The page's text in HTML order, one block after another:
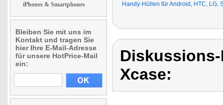
iPhones & Smartphones
Bleiben Sie mit uns im
Kontakt und tragen Sie
hier Ihre E-Mail-Adresse
für unsere HotPrice-Mail
ein:
Handy-Hüllen für Android, HTC, LG,
Xcase: